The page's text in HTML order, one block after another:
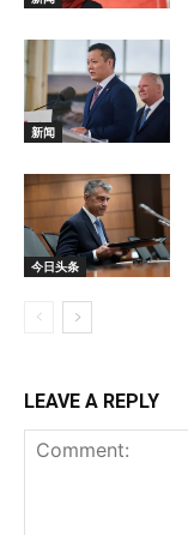
新闻
今日头条
LEAVE A REPLY